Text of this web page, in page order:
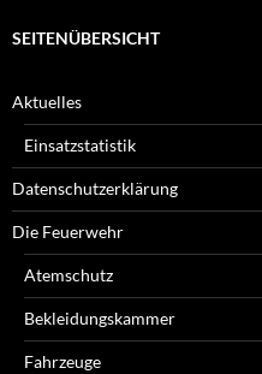
SEITENÜBERSICHT
Aktuelles
Einsatzstatistik
Datenschutzerklärung
Die Feuerwehr
Atemschutz
Bekleidungskammer
Fahrzeuge